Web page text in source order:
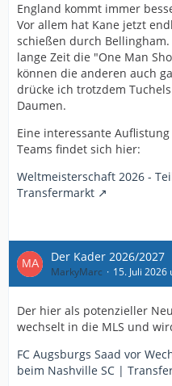
England kommt immer
Vor allem hat Kane jetzt
schießen durch
lange Zeit die "One Man
können die anderen auch
drücke ich trotzdem
Daumen.
Eine interessante
Teams findet sich hier:
Weltmeisterschaft 2026 -
Transfermarkt
Der Kader 2026/2027
MarkyMarc 15. Juli 2026
Der hier als potenzieller
wechselt in die MLS und
FC Augsburgs Saad vor
beim Nashville SC |